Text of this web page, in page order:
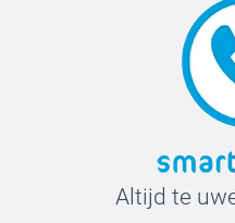
Altijd te